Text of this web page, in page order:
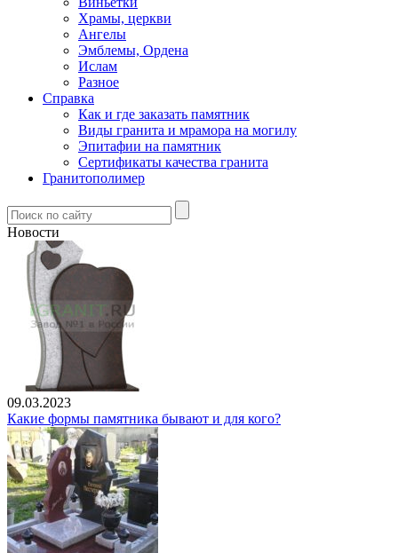
Храмы, церкви
Ангелы
Эмблемы, Ордена
Ислам
Разное
Справка
Как и где заказать памятник
Виды гранита и мрамора на могилу
Эпитафии на памятник
Сертификаты качества гранита
Гранитополимер
Новости
09.03.2023
Какие формы памятника бывают и для кого?